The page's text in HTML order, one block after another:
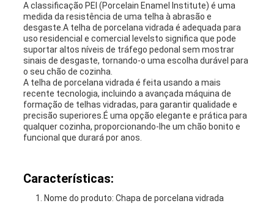
A classificação PEI (Porcelain Enamel Institute) é uma
medida da resistência de uma telha à abrasão e
desgaste.A telha de porcelana vidrada é adequada para
uso residencial e comercial leveIsto significa que pode
suportar altos níveis de tráfego pedonal sem mostrar
sinais de desgaste, tornando-o uma escolha durável para
o seu chão de cozinha.
A telha de porcelana vidrada é feita usando a mais
recente tecnologia, incluindo a avançada máquina de
formação de telhas vidradas, para garantir qualidade e
precisão superiores.É uma opção elegante e prática para
qualquer cozinha, proporcionando-lhe um chão bonito e
funcional que durará por anos.
Características:
Nome do produto: Chapa de porcelana vidrada